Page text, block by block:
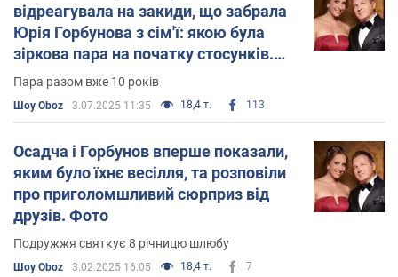
відреагувала на закиди, що забрала
Юрія Горбунова з сім'ї: якою була
зіркова пара на початку стосунків.
Фото
Пара разом вже 10 років
Шоу Oboz 3.07.2025 11:35 18,4 т. 113
Осадча і Горбунов вперше показали,
яким було їхнє весілля, та розповіли
про приголомшливий сюрприз від
друзів. Фото
Подружжя святкує 8 річницю шлюбу
Шоу Oboz 3.02.2025 16:05 18,4 т. 7